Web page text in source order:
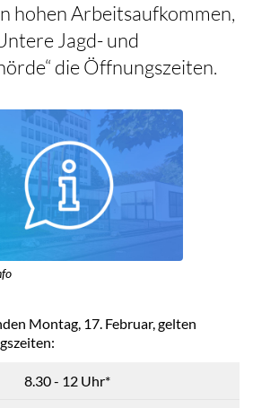
hohen Arbeitsaufkommen,
Jagd- und
die Öffnungszeiten.
Montag, 17. Februar, gelten
8.30 - 12 Uhr*